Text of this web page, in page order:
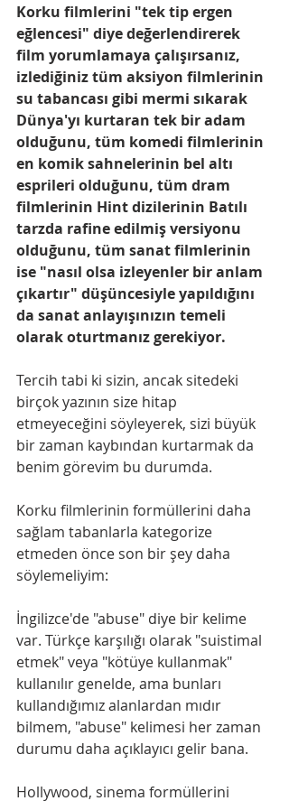
Korku filmlerini "tek tip ergen
eğlencesi" diye değerlendirerek
film yorumlamaya çalışırsanız,
izlediğiniz tüm aksiyon filmlerinin
su tabancası gibi mermi sıkarak
Dünya'yı kurtaran tek bir adam
olduğunu, tüm komedi filmlerinin
en komik sahnelerinin bel altı
esprileri olduğunu, tüm dram
filmlerinin Hint dizilerinin Batılı
tarzda rafine edilmiş versiyonu
olduğunu, tüm sanat filmlerinin
ise "nasıl olsa izleyenler bir anlam
çıkartır" düşüncesiyle yapıldığını
da sanat anlayışınızın temeli
olarak oturtmanız gerekiyor.
Tercih tabi ki sizin, ancak sitedeki
birçok yazının size hitap
etmeyeceğini söyleyerek, sizi büyük
bir zaman kaybından kurtarmak da
benim görevim bu durumda.
Korku filmlerinin formüllerini daha
sağlam tabanlarla kategorize
etmeden önce son bir şey daha
söylemeliyim:
İngilizce'de "abuse" diye bir kelime
var. Türkçe karşılığı olarak "suistimal
etmek" veya "kötüye kullanmak"
kullanılır genelde, ama bunları
kullandığımız alanlardan mıdır
bilmem, "abuse" kelimesi her zaman
durumu daha açıklayıcı gelir bana.
Hollywood, sinema formüllerini